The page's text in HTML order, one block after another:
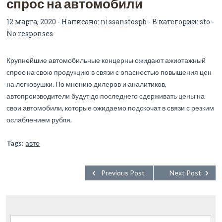
спрос на автомобили
12 марта, 2020 - Написано: nissanstospb - В категории:sto -
No responses
Крупнейшие автомобильные концерны ожидают ажиотажный
спрос на свою продукцию в связи с опасностью повышения цен
на легковушки. По мнению дилеров и аналитиков,
автопроизводители будут до последнего сдерживать цены на
свои автомобили, которые ожидаемо подскочат в связи с резким
ослаблением рубля.
Tags: авто
Next Post
Previous Post
Найти: